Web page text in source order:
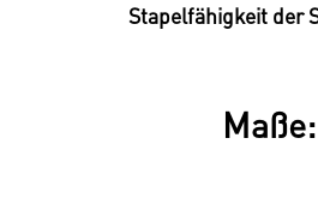
Stapelfähigkeit der
Maße: